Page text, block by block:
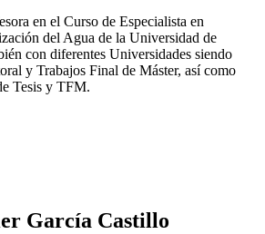
en el Curso de Especialista en
del Agua de la Universidad de
con diferentes Universidades siendo
y Trabajos Final de Máster, así como
Tesis y TFM.
García Castillo